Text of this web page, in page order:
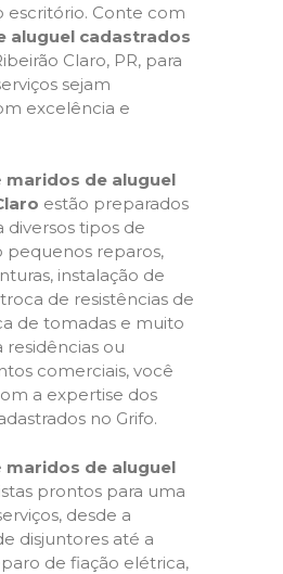
escritório. Conte com
aluguel cadastrados
Claro, PR, para
sejam
excelência e
maridos de aluguel
estão preparados
diversos tipos de
pequenos reparos,
instalação de
de resistências de
de tomadas e muito
residências ou
comerciais, você
a expertise dos
no Grifo.
maridos de aluguel
prontos para uma
desde a
disjuntores até a
de fiação elétrica,